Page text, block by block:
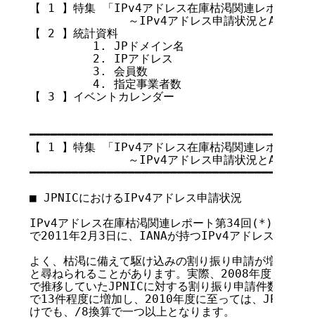
【 1 】特集 「IPv4アドレス在庫枯渇関連レポート
～IPv4アドレス申請状況とAPNIC在
【 2 】統計資料
         1. JPドメイン名
         2. IPアドレス
         3. 会員数
         4. 指定事業者数
【 3 】イベントカレンダー
【 1 】特集 「IPv4アドレス在庫枯渇関連レポート
～IPv4アドレス申請状況とAPNIC在
━━━━━━━━━━━━━━━━━━━━━━━━━━━━━━━━━━━
■ JPNICにおけるIPv4アドレス申請状況
IPv4アドレス在庫枯渇関連レポート第34回(*)でもお
で2011年2月3日に、IANAが持つIPv4アドレス中央在
よく、枯渇に備えて駆け込みの割り振り申請が増加し
と尋ねられることがあります。実際、2008年度までは
で推移していたJPNICに対する割り振り申請件数が、
で13件程度に増加し、2010年度に至っては、JPNICで
けでも、/8換算で一つ以上となります。